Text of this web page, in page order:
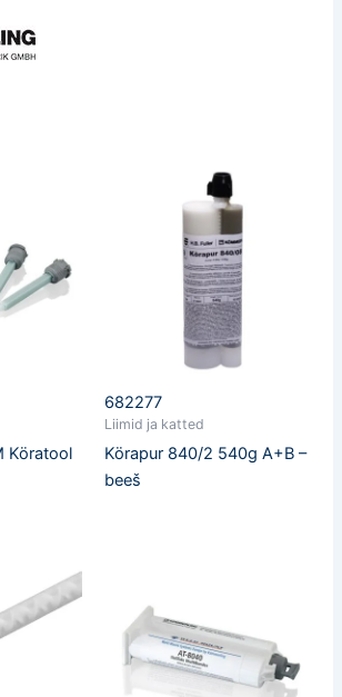
Köratool
682277
Liimid ja katted
Körapur 840/2 540g A+B –
beeš